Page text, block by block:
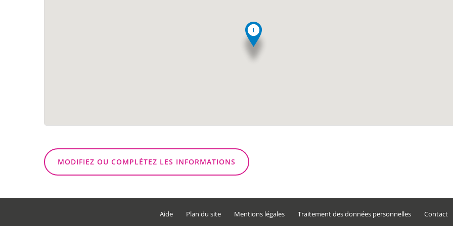
MODIFIEZ OU COMPLÉTEZ LES INFORMATIONS
Aide Plan du site Mentions légales Traitement des données personnelles Contact